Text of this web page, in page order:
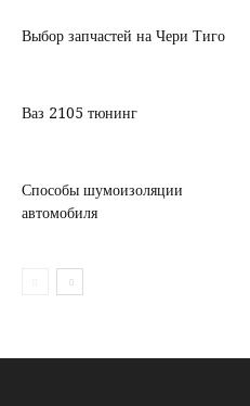
Выбор запчастей на Чери Тиго
Ваз 2105 тюнинг
Способы шумоизоляции
автомобиля